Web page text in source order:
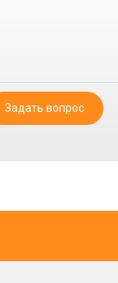
Задать вопрос